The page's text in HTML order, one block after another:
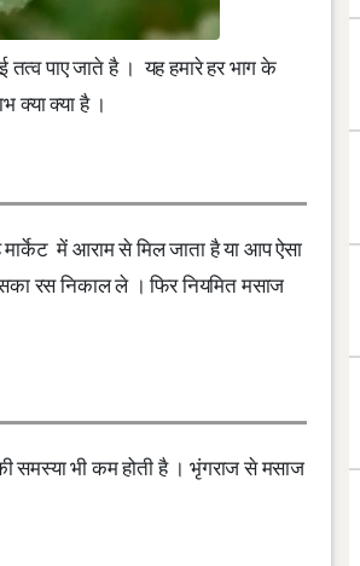
पाए जाते है । यह हमारे हर भाग के
क्या क्या है ।
में आराम से मिल जाता है या आप ऐसा
रस निकाल ले । फिर नियमित मसाज
भी कम होती है । भृंगराज से मसाज